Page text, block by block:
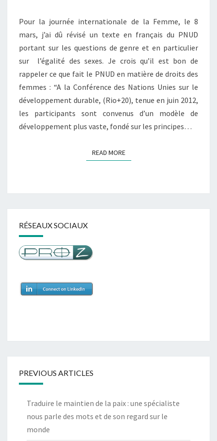
PLAN
INTERNATIONAL
Pour la journée internationale de la Femme, le 8
mars, j’ai dû révisé un texte en français du PNUD
portant sur les questions de genre et en particulier
sur l’égalité des sexes. Je crois qu’il est bon de
rappeler ce que fait le PNUD en matière de droits des
femmes : “A la Conférence des Nations Unies sur le
développement durable, (Rio+20), tenue en juin 2012,
les participants sont convenus d’un modèle de
développement plus vaste, fondé sur les principes…
READ MOREREAD MORE
RÉSEAUX SOCIAUX
PREVIOUS ARTICLES
Traduire le maintien de la paix : une spécialiste
nous parle des mots et de son regard sur le
monde